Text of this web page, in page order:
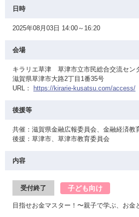
日時
2025年08月03日 14:00～16:20
会場
キラリエ草津 草津市立市民総合交流セ
滋賀県草津市大路2丁目1番35号
URL：
https://kirarie-kusatsu.com/access/
後援等
共催：滋賀県金融広報委員会、金融経済教
後援：草津市、草津市教育委員会
内容
受付終了 子ども向け
目指せお金マスター！〜親子で学ぶ、お金